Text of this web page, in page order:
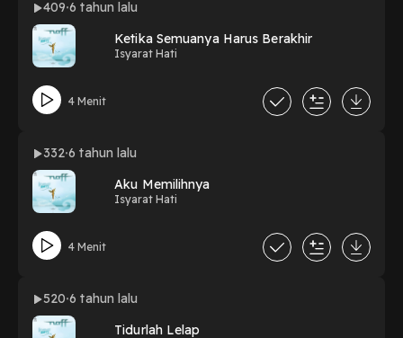
409 6 tahun lalu
Ketika Semuanya Harus Berakhir
Isyarat Hati
4 Menit
332 6 tahun lalu
Aku Memilihnya
Isyarat Hati
4 Menit
520 6 tahun lalu
Tidurlah Lelap